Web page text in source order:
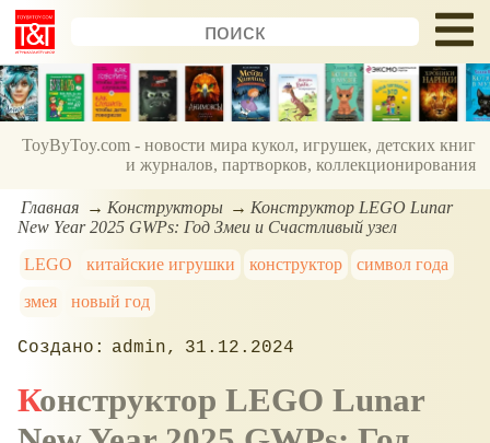
ToyByToy.com - новости мира кукол, игрушек, детских книг
и журналов, партворков, коллекционирования
Главная Конструкторы
Конструктор LEGO Lunar
New Year 2025 GWPs: Год Змеи и Счастливый узел
LEGO
китайские игрушки конструктор
символ года
змея
новый год
admin 31.12.2024
Конструктор LEGO Lunar